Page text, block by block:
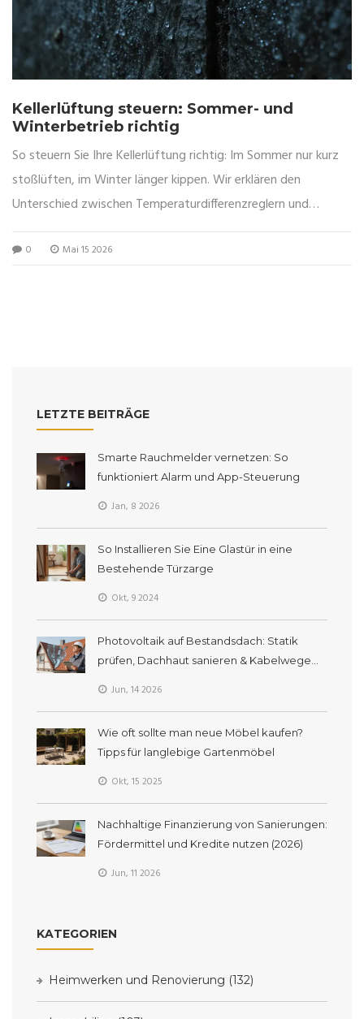
Kellerlüftung steuern: Sommer- und
Winterbetrieb richtig
So steuern Sie Ihre Kellerlüftung richtig: Im Sommer nur kurz
stoßlüften, im Winter länger kippen. Wir erklären den
Unterschied zwischen Temperaturdifferenzreglern und
vorzubeugen.
0 Mai 15 2026
LETZTE BEITRÄGE
Smarte Rauchmelder vernetzen: So
funktioniert Alarm und App-Steuerung
Jan, 8 2026
So Installieren Sie Eine Glastür in eine
Bestehende Türzarge
Okt, 9 2024
Photovoltaik auf Bestandsdach: Statik
prüfen, Dachhaut sanieren & Kabelwege
Jun, 14 2026
Wie oft sollte man neue Möbel kaufen?
Tipps für langlebige Gartenmöbel
Okt, 15 2025
Nachhaltige Finanzierung von Sanierungen:
Fördermittel und Kredite nutzen (2026)
Jun, 11 2026
KATEGORIEN
Heimwerken und Renovierung (132)